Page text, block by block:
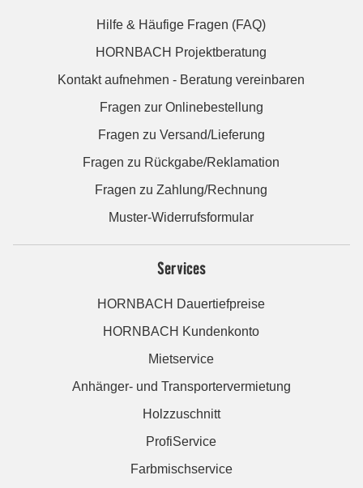
Hilfe & Häufige Fragen (FAQ)
HORNBACH Projektberatung
Kontakt aufnehmen - Beratung vereinbaren
Fragen zur Onlinebestellung
Fragen zu Versand/Lieferung
Fragen zu Rückgabe/Reklamation
Fragen zu Zahlung/Rechnung
Muster-Widerrufsformular
Services
HORNBACH Dauertiefpreise
HORNBACH Kundenkonto
Mietservice
Anhänger- und Transportervermietung
Holzzuschnitt
ProfiService
Farbmischservice